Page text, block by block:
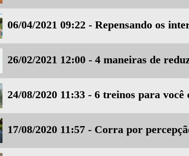
06/04/2021 09:22 - Repensando os
26/02/2021 12:00 - 4 maneiras de
24/08/2020 11:33 - 6 treinos para
17/08/2020 11:57 - Corra por